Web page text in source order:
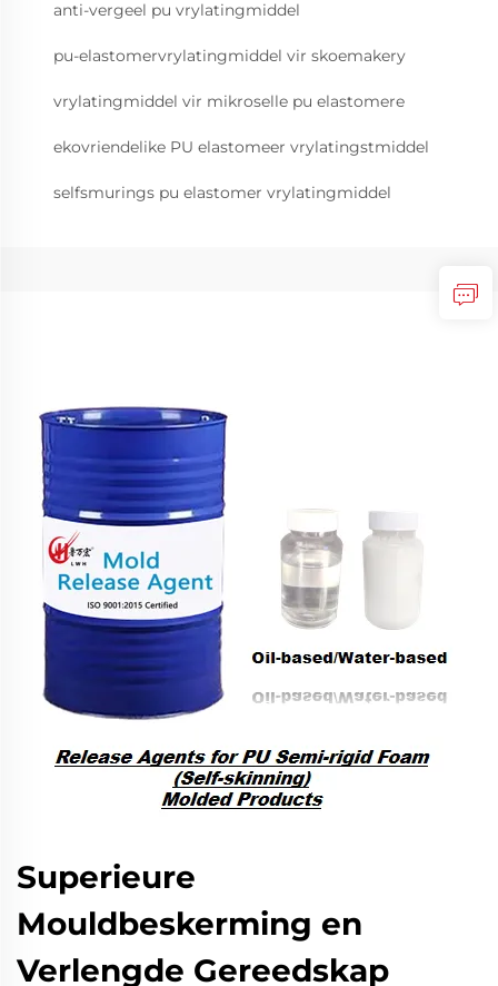
anti-vergeel pu vrylatingmiddel
pu-elastomervrylatingmiddel vir skoemakery
vrylatingmiddel vir mikroselle pu elastomere
ekovriendelike PU elastomeer vrylatingstmiddel
selfsmurings pu elastomer vrylatingmiddel
Superieure
Mouldbeskerming en
Verlengde Gereedskap